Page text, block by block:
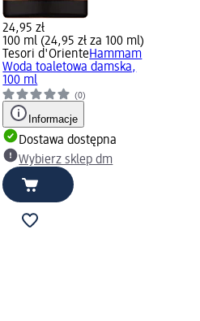
24,95 zł
100 ml (24,95 zł za 100 ml)
Tesori d'OrienteHammam
Woda toaletowa damska,
100 ml
(0)
Informacje
Dostawa dostępna
Wybierz sklep dm